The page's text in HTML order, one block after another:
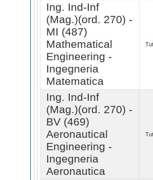
Ing. Ind-Inf
(Mag.)(ord. 270) -
MI (487)
Mathematical
Engineering -
Ingegneria
Matematica
Ing. Ind-Inf
(Mag.)(ord. 270) -
BV (469)
Aeronautical
Engineering -
Ingegneria
Aeronautica